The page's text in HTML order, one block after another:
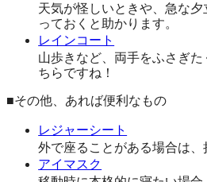
天気が怪しいときや、急な
っておくと助かります。
レインコート
山歩きなど、両手をふさぎ
ちらですね！
■その他、あれば便利なもの
レジャーシート
外で座ることがある場合は、
アイマスク